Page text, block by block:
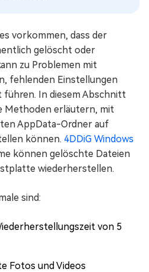
vorkommen, dass der
gelöscht oder
zu Problemen mit
fehlenden Einstellungen
In diesem Abschnitt
Methoden erläutern, mit
AppData-Ordner auf
können. 4DDiG Windows
können gelöschte Dateien
wiederherstellen.
sind:
von 5
Fotos und Videos